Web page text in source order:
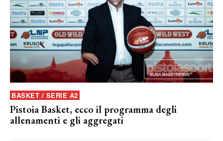
BASKET / SERIE A2
Pistoia Basket, ecco il programma degli
allenamenti e gli aggregati